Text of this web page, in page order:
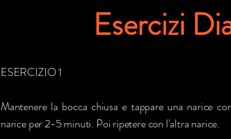
Esercizi
ESERCIZIO 1
Mantenere la bocca chiusa e tappare una narice
narice per 2-5 minuti. Poi ripetere con l'altra narice.